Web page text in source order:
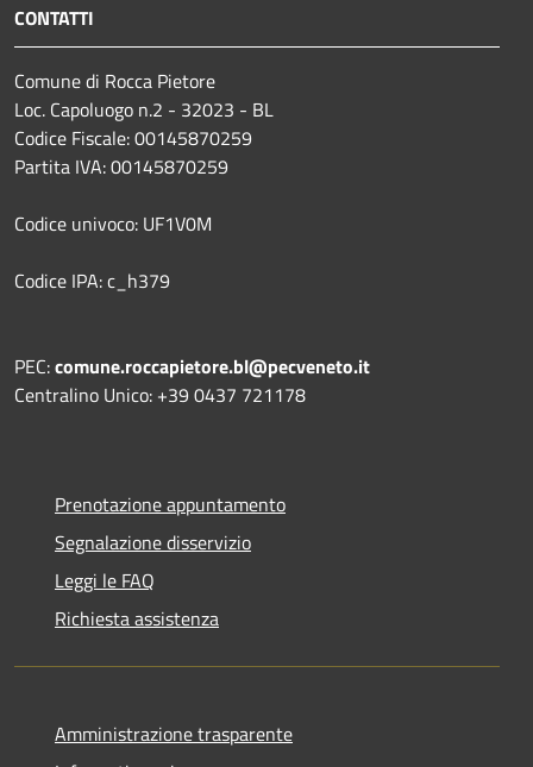
CONTATTI
Comune di Rocca Pietore
Loc. Capoluogo n.2 - 32023 - BL
Codice Fiscale: 00145870259
Partita IVA: 00145870259
Codice univoco: UF1V0M
Codice IPA: c_h379
PEC:comune.roccapietore.bl@pecveneto.it
Centralino Unico: +39 0437 721178
Prenotazione appuntamento
Segnalazione disservizio
Leggi le FAQ
Richiesta assistenza
Amministrazione trasparente